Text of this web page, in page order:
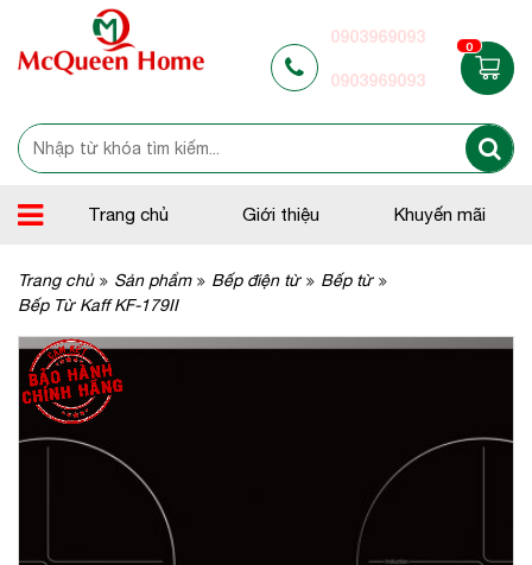
0903969093
0903969093
0
Trang chủ Giới thiệu Khuyến mãi
Trang chủ Sản phẩm Bếp điện từ
Bếp từ
Bếp Từ Kaff KF-179II